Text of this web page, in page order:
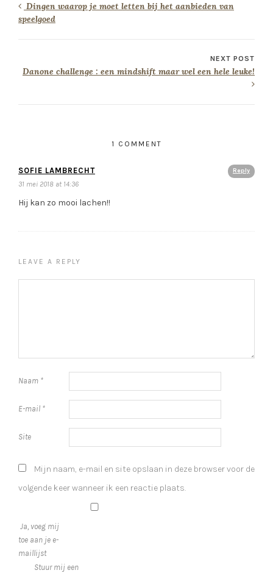
Dingen waarop je moet letten bij het aanbieden van
speelgoed
NEXT POST
Danone challenge : een mindshift maar wel een hele leuke!
1 COMMENT
Reply
SOFIE LAMBRECHT
31 mei 2018 at 14:36
Hij kan zo mooi lachen!!
LEAVE A REPLY
Naam *
E-mail *
Site
Mijn naam, e-mail en site opslaan in deze browser voor de
volgende keer wanneer ik een reactie plaats.
Ja, voeg mij
toe aan je e-
maillijst
Stuur mij een